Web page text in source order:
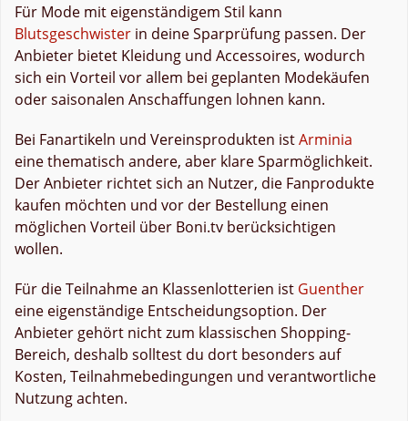
Für Mode mit eigenständigem Stil kann
Blutsgeschwister in deine Sparprüfung passen. Der
Anbieter bietet Kleidung und Accessoires, wodurch
sich ein Vorteil vor allem bei geplanten Modekäufen
oder saisonalen Anschaffungen lohnen kann.
Bei Fanartikeln und Vereinsprodukten istArminia
eine thematisch andere, aber klare Sparmöglichkeit.
Der Anbieter richtet sich an Nutzer, die Fanprodukte
kaufen möchten und vor der Bestellung einen
möglichen Vorteil über Boni.tv berücksichtigen
wollen.
Für die Teilnahme an Klassenlotterien ist Guenther
eine eigenständige Entscheidungsoption. Der
Anbieter gehört nicht zum klassischen Shopping-
Bereich, deshalb solltest du dort besonders auf
Kosten, Teilnahmebedingungen und verantwortliche
Nutzung achten.